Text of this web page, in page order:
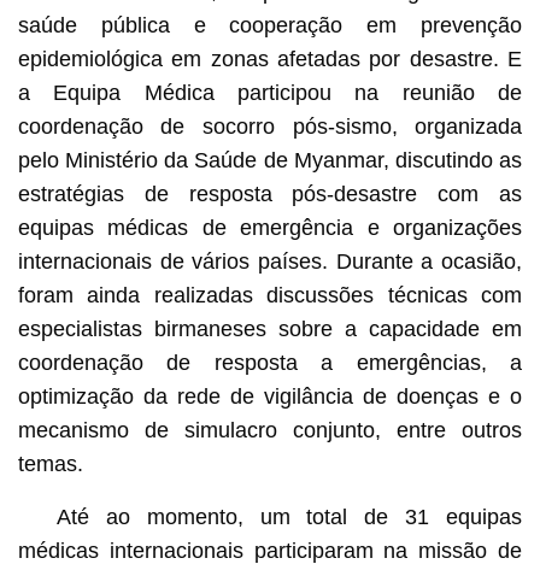
saúde pública e cooperação em prevenção
epidemiológica em zonas afetadas por desastre. E
a Equipa Médica participou na reunião de
coordenação de socorro pós-sismo, organizada
pelo Ministério da Saúde de Myanmar, discutindo as
estratégias de resposta pós-desastre com as
equipas médicas de emergência e organizações
internacionais de vários países. Durante a ocasião,
foram ainda realizadas discussões técnicas com
especialistas birmaneses sobre a capacidade em
coordenação de resposta a emergências, a
optimização da rede de vigilância de doenças e o
mecanismo de simulacro conjunto, entre outros
temas.
Até ao momento, um total de 31 equipas
médicas internacionais participaram na missão de